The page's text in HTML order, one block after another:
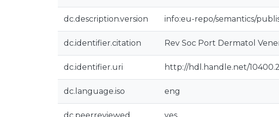
dc.description.version info:eu-repo/semantics/
dc.identifier.citation Rev Soc Port Dermatol
dc.identifier.uri http://hdl.handle.net/
dc.language.iso eng